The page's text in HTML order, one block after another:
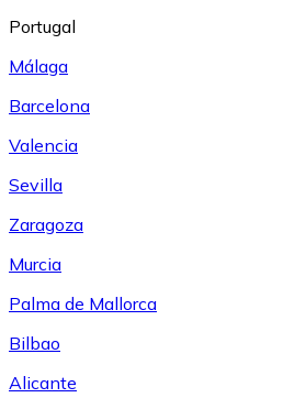
Portugal
Málaga
Barcelona
Valencia
Sevilla
Zaragoza
Murcia
Palma de Mallorca
Bilbao
Alicante